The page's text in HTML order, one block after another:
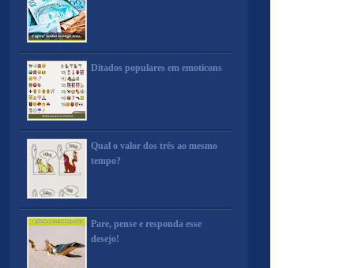
Ditados populares em emoticons
Qual o valor dos três ao mesmo
tempo?
Pare, pense e responda esse
desejo!